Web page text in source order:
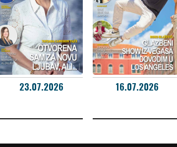
23.07.2026 16.07.2026